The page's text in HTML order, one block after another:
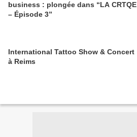
business : plongée dans “LA CRTQE
– Épisode 3”
International Tattoo Show & Concert
à Reims